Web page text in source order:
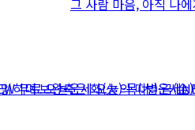
그 사람 마음, 아직 나
무료 오늘운세오늘의 띠별운세
히며 보완축은 화(火)·목(木)·금(金